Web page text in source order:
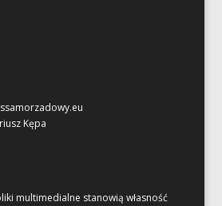
Kępa
multimedialne stanowią własność